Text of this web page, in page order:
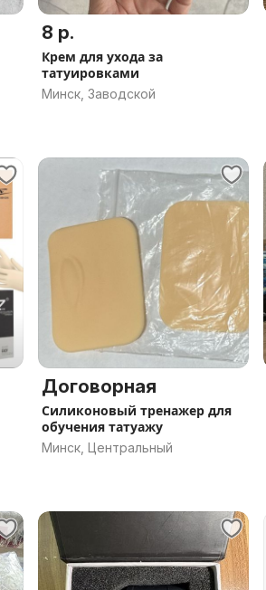
8 р.
Крем для ухода за
татуировками
Минск, Заводской
Договорная
Силиконовый тренажер для
обучения татуажу
Минск, Центральный